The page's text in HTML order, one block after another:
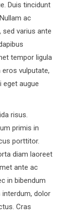
Duis tincidunt
ac
sed varius ante
tempor ligula
vulputate,
eget augue
risus.
primis in
porttitor.
diam laoreet
ante ac
in bibendum
interdum, dolor
Cras